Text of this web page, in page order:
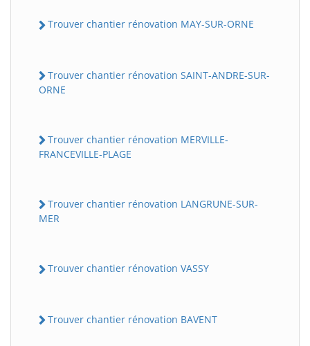
Trouver chantier rénovation MAY-SUR-ORNE
Trouver chantier rénovation SAINT-ANDRE-SUR-
ORNE
Trouver chantier rénovation MERVILLE-
FRANCEVILLE-PLAGE
Trouver chantier rénovation LANGRUNE-SUR-
MER
Trouver chantier rénovation VASSY
Trouver chantier rénovation BAVENT